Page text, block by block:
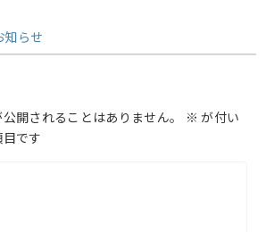
知らせ
開されることはありません。 ※ が付い
です